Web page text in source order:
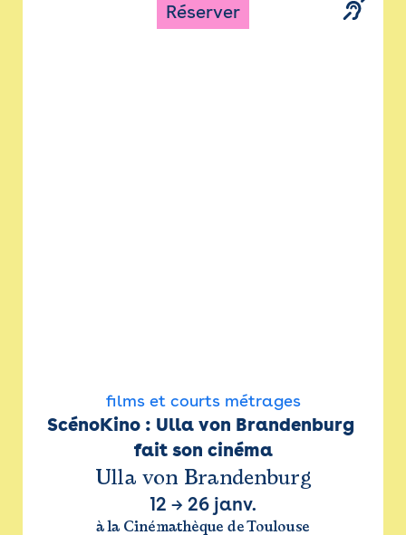
Réserver
films et courts métrages
ScénoKino : Ulla von Brandenburg
fait son cinéma
Ulla von Brandenburg
12 → 26 janv.
à la Cinémathèque de Toulouse